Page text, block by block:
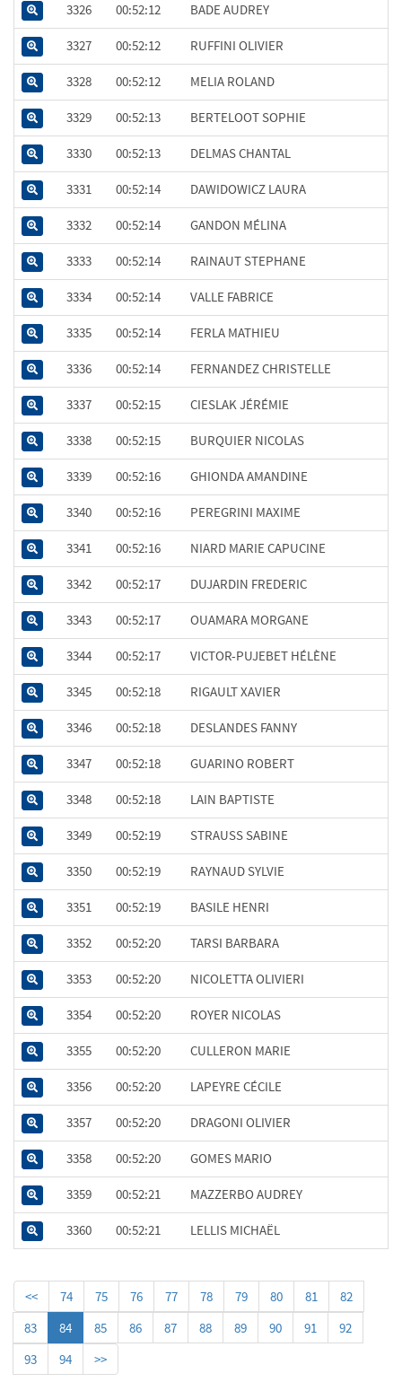
3326 00:52:12 BADE AUDREY
3327 00:52:12 RUFFINI OLIVIER
3328 00:52:12 MELIA ROLAND
3329 00:52:13 BERTELOOT SOPHIE
3330 00:52:13 DELMAS CHANTAL
3331 00:52:14 DAWIDOWICZ LAURA
3332 00:52:14 GANDON MÉLINA
3333 00:52:14 RAINAUT STEPHANE
3334 00:52:14 VALLE FABRICE
3335 00:52:14 FERLA MATHIEU
3336 00:52:14 FERNANDEZ CHRISTELLE
3337 00:52:15 CIESLAK JÉRÉMIE
3338 00:52:15 BURQUIER NICOLAS
3339 00:52:16 GHIONDA AMANDINE
3340 00:52:16 PEREGRINI MAXIME
3341 00:52:16 NIARD MARIE CAPUCINE
3342 00:52:17 DUJARDIN FREDERIC
3343 00:52:17 OUAMARA MORGANE
3344 00:52:17 VICTOR-PUJEBET HÉLÈNE
3345 00:52:18 RIGAULT XAVIER
3346 00:52:18 DESLANDES FANNY
3347 00:52:18 GUARINO ROBERT
3348 00:52:18 LAIN BAPTISTE
3349 00:52:19 STRAUSS SABINE
3350 00:52:19 RAYNAUD SYLVIE
3351 00:52:19 BASILE HENRI
3352 00:52:20 TARSI BARBARA
3353 00:52:20 NICOLETTA OLIVIERI
3354 00:52:20 ROYER NICOLAS
3355 00:52:20 CULLERON MARIE
3356 00:52:20 LAPEYRE CÉCILE
3357 00:52:20 DRAGONI OLIVIER
3358 00:52:20 GOMES MARIO
3359 00:52:21 MAZZERBO AUDREY
3360 00:52:21 LELLIS MICHAËL
<< 74 75 76 77 78 79 80 81
82
83
84 85 86 87 88 89 90 91
92
93
94 >>